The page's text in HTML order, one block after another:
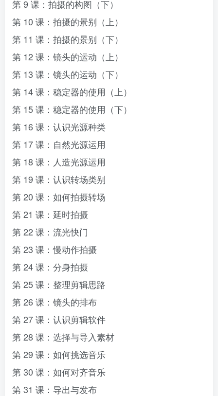
第 9 课：拍摄的构图（下）
第 10 课：拍摄的景别（上）
第 11 课：拍摄的景别（下）
第 12 课：镜头的运动（上）
第 13 课：镜头的运动（下）
第 14 课：稳定器的使用（上）
第 15 课：稳定器的使用（下）
第 16 课：认识光源种类
第 17 课：自然光源运用
第 18 课：人造光源运用
第 19 课：认识转场类别
第 20 课：如何拍摄转场
第 21 课：延时拍摄
第 22 课：流光快门
第 23 课：慢动作拍摄
第 24 课：分身拍摄
第 25 课：整理剪辑思路
第 26 课：镜头的排布
第 27 课：认识剪辑软件
第 28 课：选择与导入素材
第 29 课：如何挑选音乐
第 30 课：如何对齐音乐
第 31 课：导出与发布